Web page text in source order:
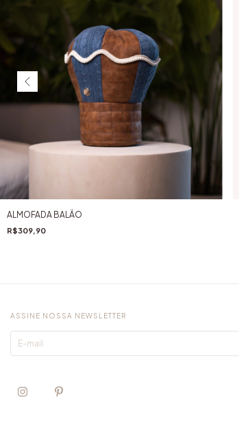
ALMOFADA BALÃO
R$309,90
ASSINE NOSSA NEWSLETTER